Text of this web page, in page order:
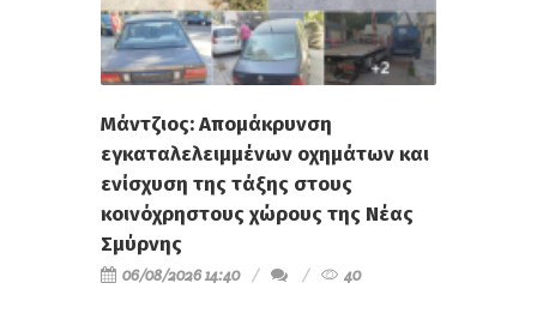
Μάντζιος: Απομάκρυνση
εγκαταλελειμμένων οχημάτων και
ενίσχυση της τάξης στους
κοινόχρηστους χώρους της Νέας
Σμύρνης
06/08/2026 14:40 40